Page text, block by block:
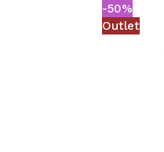
-50%
Outlet